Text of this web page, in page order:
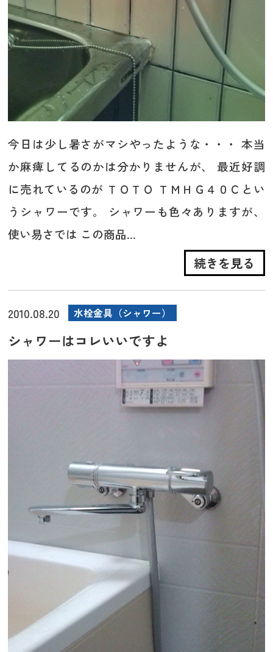
今日は少し暑さがマシやったような・・・ 本当
か麻痺してるのかは分かりませんが、 最近好調
に売れているのが ＴＯＴＯ ＴＭＨＧ４０Ｃとい
うシャワーです。 シャワーも色々ありますが、
使い易さでは この商品...
続きを見る
2010.08.20 水栓金具（シャワー）
シャワーはコレいいですよ